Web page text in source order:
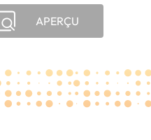
APERÇU